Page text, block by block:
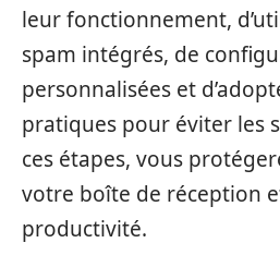
leur fonctionnement,
spam intégrés, de
personnalisées et
pratiques pour éviter les
ces étapes, vous
votre boîte de réception
productivité.